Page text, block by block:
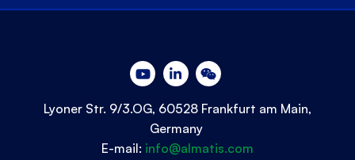
Lyoner Str. 9/3.OG, 60528 Frankfurt am Main,
Germany
E-mail: info@almatis.com